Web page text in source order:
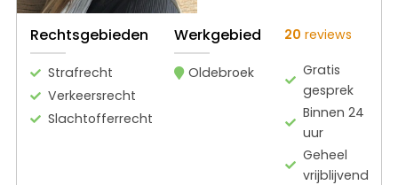
Rechtsgebieden
Strafrecht
Verkeersrecht
Slachtofferrecht
Werkgebied
Oldebroek
20 reviews
Gratis
gesprek
Binnen 24
uur
Geheel
vrijblijvend